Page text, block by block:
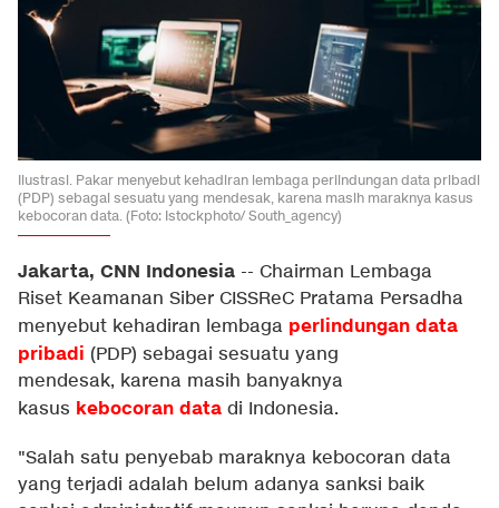
Ilustrasi. Pakar menyebut kehadiran lembaga perlindungan data pribadi
(PDP) sebagai sesuatu yang mendesak, karena masih maraknya kasus
kebocoran data. (Foto: Istockphoto/ South_agency)
Jakarta, CNN Indonesia -- Chairman Lembaga
Riset Keamanan Siber CISSReC Pratama Persadha
menyebut kehadiran lembaga perlindungan data
pribadi (PDP) sebagai sesuatu yang
mendesak, karena masih banyaknya
kasus kebocoran data di Indonesia.
"Salah satu penyebab maraknya kebocoran data
yang terjadi adalah belum adanya sanksi baik